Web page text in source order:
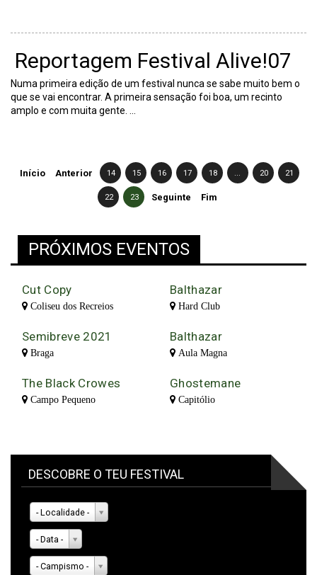
Reportagem Festival Alive!07
Numa primeira edição de um festival nunca se sabe muito bem o
que se vai encontrar. A primeira sensação foi boa, um recinto
amplo e com muita gente. ...
Início Anterior 14 15 16 17 18 20 21
22 23 Seguinte Fim
PRÓXIMOS EVENTOS
Cut Copy
Coliseu dos Recreios
Balthazar
Hard Club
Semibreve 2021
Braga
Balthazar
Aula Magna
The Black Crowes
Campo Pequeno
Ghostemane
Capitólio
DESCOBRE O TEU FESTIVAL
- Localidade -
- Data -
- Campismo -